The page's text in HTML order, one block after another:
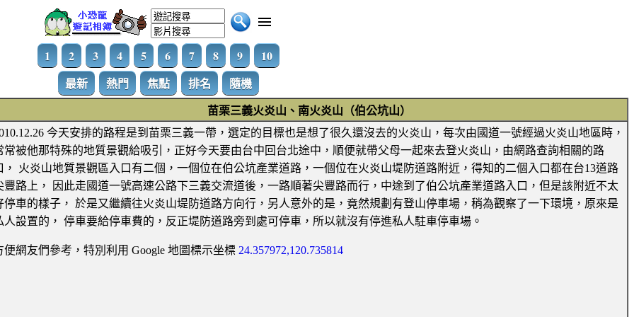
1 2 3 4 5 6 7 8 9
10
最新
熱門 焦點 排名 隨機
苗栗三義火炎山、南火炎山（伯公坑山）
今天安排的路程是到苗栗三義一帶，選定的目標也是想了很久還沒去的火炎山，每次由國道一號經過火炎山地區時，
常被他那特殊的地質景觀給吸引，正好今天要由台中回台北途中，順便就帶父母一起來去登火炎山，由網路查詢相關的路
， 火炎山地質景觀區入口有二個，一個位在伯公坑產業道路，一個位在火炎山堤防道路附近，得知的二個入口都在台13道路
豐路上， 因此走國道一號高速公路下三義交流道後，一路順著尖豐路而行，中途到了伯公坑產業道路入口，但是該附近不太
停車的樣子， 於是又繼續往火炎山堤防道路方向行，另人意外的是，竟然規劃有登山停車場，稍為觀察了一下環境，原來是
人設置的， 停車要給停車費的，反正堤防道路旁到處可停車，所以就沒有停進私人駐車停車場。
便網友們參考，特別利用 Google 地圖標示坐標 24.357972,120.735814